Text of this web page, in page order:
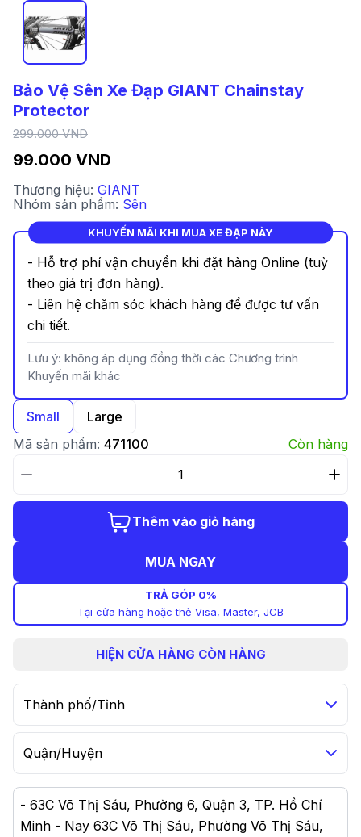
Bảo Vệ Sên Xe Đạp GIANT Chainstay
Protector
99.000 VND
299.000 VND
Thương hiệu: GIANT
Nhóm sản phẩm: Sên
KHUYẾN MÃI KHI MUA XE ĐẠP NÀY
- Hỗ trợ phí vận chuyển khi đặt hàng Online (tuỳ
theo giá trị đơn hàng).
- Liên hệ chăm sóc khách hàng để được tư vấn
chi tiết.
Lưu ý: không áp dụng đồng thời các Chương trình
Khuyến mãi khác
Small
Large
Mã sản phẩm: 471100 Còn hàng
Thêm vào giỏ hàng
MUA NGAY
TRẢ GÓP 0%
Tại cửa hàng hoặc thẻ Visa, Master, JCB
HIỆN CỬA HÀNG CÒN HÀNG
Thành phố/Tỉnh
Quận/Huyện
- 63C Võ Thị Sáu, Phường 6, Quận 3, TP. Hồ Chí
Minh - Nay 63C Võ Thị Sáu, Phường Võ Thị Sáu,